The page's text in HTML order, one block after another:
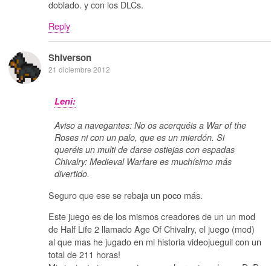
doblado. y con los DLCs.
Reply
Shiverson
21 diciembre 2012
Leni:
Aviso a navegantes: No os acerquéis a War of the
Roses ni con un palo, que es un mierdón. Si
queréis un multi de darse ostiejas con espadas
Chivalry: Medieval Warfare es muchísimo más
divertido.
Seguro que ese se rebaja un poco más.
Este juego es de los mismos creadores de un un mod
de Half Life 2 llamado Age Of Chivalry, el juego (mod)
al que mas he jugado en mi historia videojueguil con un
total de 211 horas!